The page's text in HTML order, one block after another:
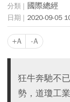
國際總經
2020-09-05
+A -A
狂牛奔馳不
勢，道瓊工